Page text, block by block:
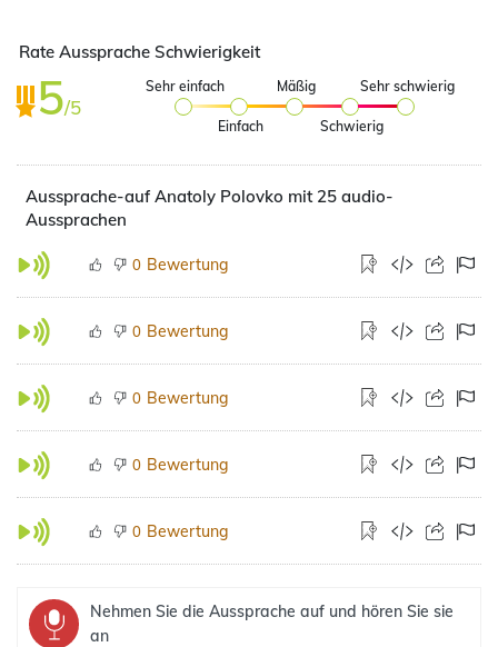
Rate Aussprache Schwierigkeit
5/5
Sehr einfach
Einfach
Mäßig
Schwierig
Sehr schwierig
Aussprache-auf Anatoly Polovko mit 25 audio-
Aussprachen
0 Bewertung
0 Bewertung
0 Bewertung
0 Bewertung
0 Bewertung
Nehmen Sie die Aussprache auf und hören Sie sie
an